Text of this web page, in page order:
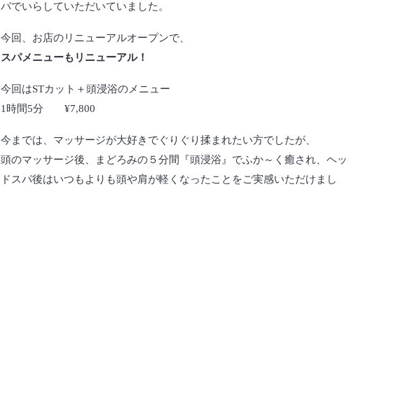
パでいらしていただいていました。
今回、お店のリニューアルオープンで、
スパメニューもリニューアル！
今回はSTカット＋頭浸浴のメニュー
1時間5分 ¥7,800
今までは、マッサージが大好きでぐりぐり揉まれたい方でしたが、
頭のマッサージ後、まどろみの５分間『頭浸浴』でふか～く癒され、ヘッ
ドスパ後はいつもよりも頭や肩が軽くなったことをご実感いただけまし